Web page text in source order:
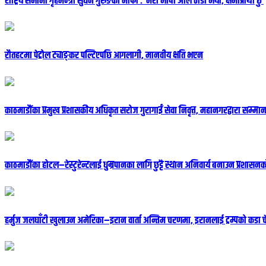
रौतहटमा पेट्रोल ट्याङ्कर पल्टिएपछि आगलागी, मानवीय क्षति भएन
काठमाडौंका प्रमुख प्रशासकीय अधिकृत सरोज गुरागाईं सेवा निवृत्त, महानगरद्वारा
काठमाडौंका होटल–रेस्टुरेन्टलाई धुम्रपानका लागि छुट्टै स्थान अनिवार्य बनाउन
हर्मुज जलघाँटी खुलाउन अमेरिका–इरान वार्ता अन्तिम चरणमा, इरानलाई ट्रम्पको कडा